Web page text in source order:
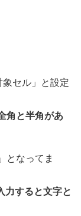
セル」と設定
角と半角があ
となってま
力すると文字と